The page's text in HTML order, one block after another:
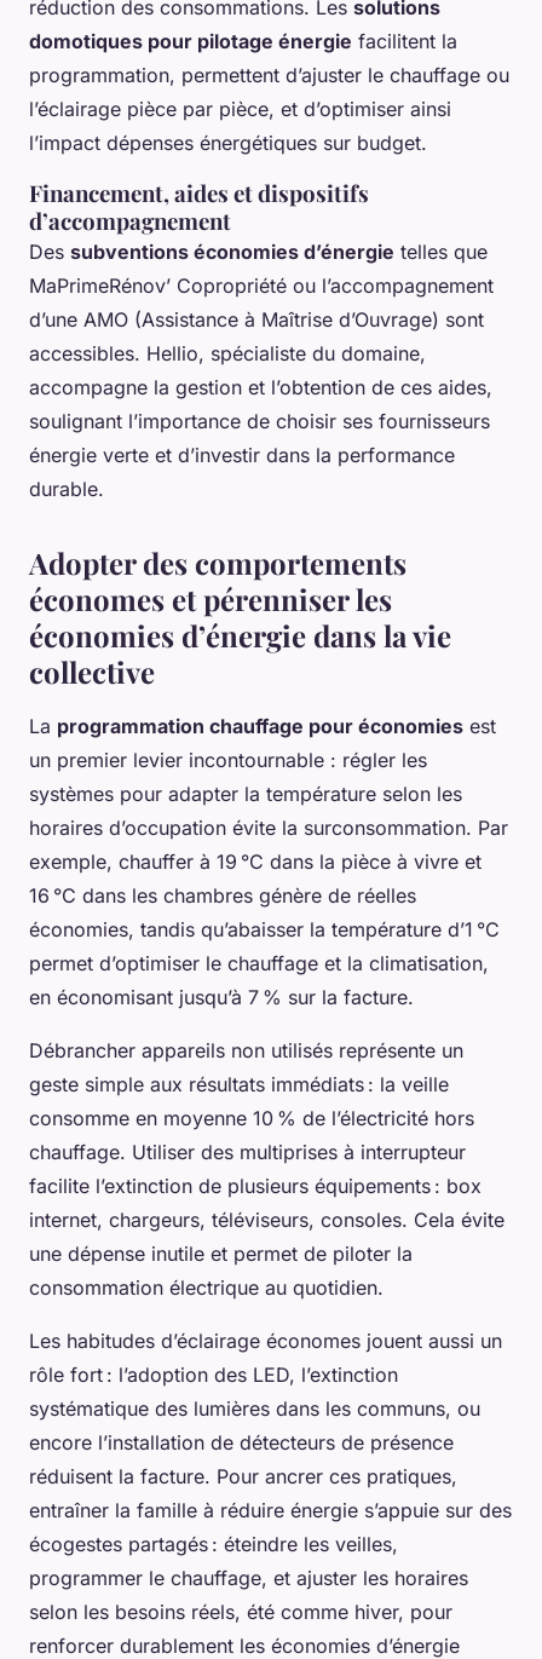
réduction des consommations. Les solutions
domotiques pour pilotage énergie facilitent la
programmation, permettent d’ajuster le chauffage ou
l’éclairage pièce par pièce, et d’optimiser ainsi
l’impact dépenses énergétiques sur budget.
Financement, aides et dispositifs
d’accompagnement
Des subventions économies d’énergie telles que
MaPrimeRénov’ Copropriété ou l’accompagnement
d’une AMO (Assistance à Maîtrise d’Ouvrage) sont
accessibles. Hellio, spécialiste du domaine,
accompagne la gestion et l’obtention de ces aides,
soulignant l’importance de choisir ses fournisseurs
énergie verte et d’investir dans la performance
durable.
Adopter des comportements
économes et pérenniser les
économies d’énergie dans la vie
collective
La programmation chauffage pour économies est
un premier levier incontournable : régler les
systèmes pour adapter la température selon les
horaires d’occupation évite la surconsommation. Par
exemple, chauffer à 19 °C dans la pièce à vivre et
16 °C dans les chambres génère de réelles
économies, tandis qu’abaisser la température d’1 °C
permet d’optimiser le chauffage et la climatisation,
en économisant jusqu’à 7 % sur la facture.
Débrancher appareils non utilisés représente un
geste simple aux résultats immédiats : la veille
consomme en moyenne 10 % de l’électricité hors
chauffage. Utiliser des multiprises à interrupteur
facilite l’extinction de plusieurs équipements : box
internet, chargeurs, téléviseurs, consoles. Cela évite
une dépense inutile et permet de piloter la
consommation électrique au quotidien.
Les habitudes d’éclairage économes jouent aussi un
rôle fort : l’adoption des LED, l’extinction
systématique des lumières dans les communs, ou
encore l’installation de détecteurs de présence
réduisent la facture. Pour ancrer ces pratiques,
entraîner la famille à réduire énergie s’appuie sur des
écogestes partagés : éteindre les veilles,
programmer le chauffage, et ajuster les horaires
selon les besoins réels, été comme hiver, pour
renforcer durablement les économies d’énergie